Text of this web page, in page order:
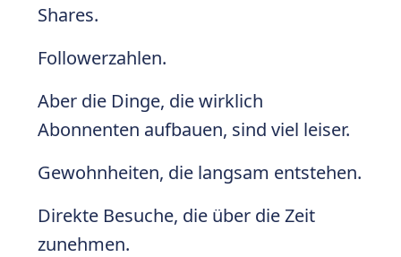
Shares.
Followerzahlen.
Aber die Dinge, die wirklich
Abonnenten aufbauen, sind viel leiser.
Gewohnheiten, die langsam entstehen.
Direkte Besuche, die über die Zeit
zunehmen.